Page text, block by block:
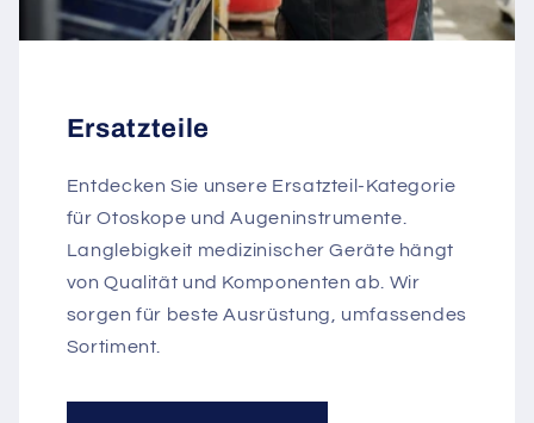
Ersatzteile
Entdecken Sie unsere Ersatzteil-Kategorie
für Otoskope und Augeninstrumente.
Langlebigkeit medizinischer Geräte hängt
von Qualität und Komponenten ab. Wir
sorgen für beste Ausrüstung, umfassendes
Sortiment.